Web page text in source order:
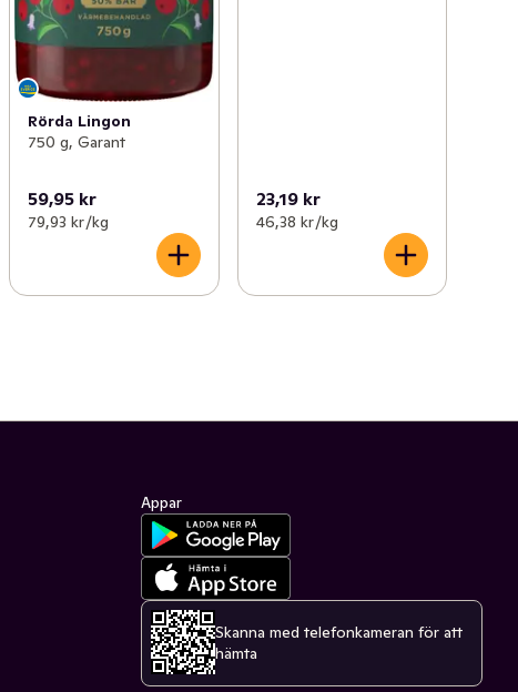
Rörda Lingon
750 g, Garant
59,95 kr
79,93 kr /kg
23,19 kr
46,38 kr /kg
Appar
Skanna med telefonkameran för att
hämta